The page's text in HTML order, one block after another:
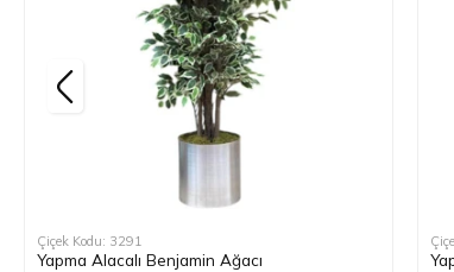
Çiçek Kodu: 3291
Yapma Alacalı Benjamin Ağacı